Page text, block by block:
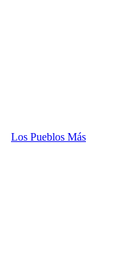
Los Pueblos Más